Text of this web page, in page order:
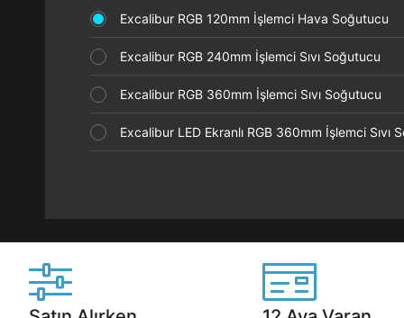
Excalibur RGB 120mm İşlemci Hava Soğutucu
Excalibur RGB 240mm İşlemci Sıvı Soğutucu
Excalibur RGB 360mm İşlemci Sıvı Soğutucu
Excalibur LED Ekranlı RGB 360mm İşlemci